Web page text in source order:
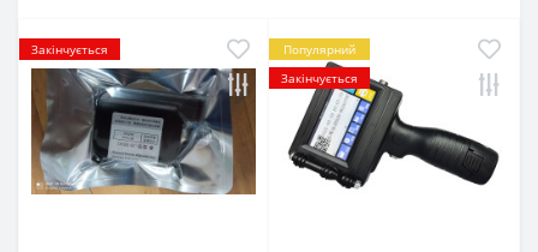
Закінчується
Популярний
Закінчується